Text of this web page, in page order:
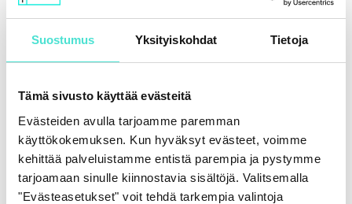
Suostumus Yksityiskohdat Tietoja
Tämä sivusto käyttää evästeitä
Evästeiden avulla tarjoamme paremman
käyttökokemuksen. Kun hyväksyt evästeet, voimme
kehittää palveluistamme entistä parempia ja pystymme
tarjoamaan sinulle kiinnostavia sisältöjä. Valitsemalla
"Evästeasetukset" voit tehdä tarkempia valintoja
IFRS | Kirja
Rahoituslaskelma
86,00€ (+ alv)
LISÄÄ OSTOSKORIIN